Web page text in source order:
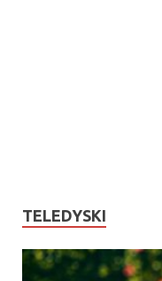
TELEDYSKI